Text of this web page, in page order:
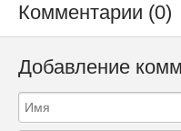
Комментарии (0)
Добавление